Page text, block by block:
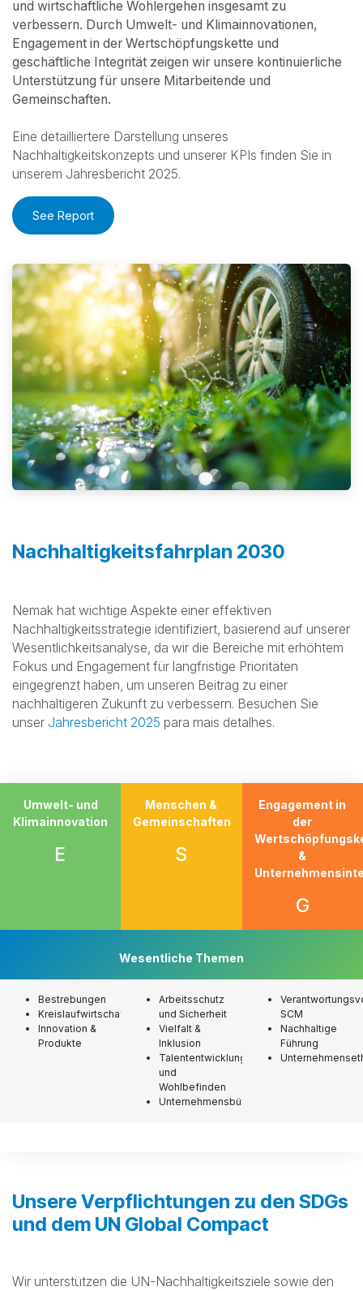
und wirtschaftliche Wohlergehen insgesamt zu
verbessern. Durch Umwelt- und Klimainnovationen,
Engagement in der Wertschöpfungskette und
geschäftliche Integrität zeigen wir unsere kontinuierliche
Unterstützung für unsere Mitarbeitende und
Gemeinschaften.
Eine detailliertere Darstellung unseres
Nachhaltigkeitskonzepts und unserer KPIs finden Sie in
unserem Jahresbericht 2025.
See Report
Nachhaltigkeitsfahrplan 2030
Nemak hat wichtige Aspekte einer effektiven
Nachhaltigkeitsstrategie identifiziert, basierend auf unserer
Wesentlichkeitsanalyse, da wir die Bereiche mit erhöhtem
Fokus und Engagement für langfristige Prioritäten
eingegrenzt haben, um unseren Beitrag zu einer
nachhaltigeren Zukunft zu verbessern. Besuchen Sie
unser Jahresbericht 2025 para mais detalhes.
Umwelt- und
Klimainnovation
E
Menschen &
Gemeinschaften
S
Engagement in
der
&
G
Wesentliche Themen
Bestrebungen
Kreislaufwirtschaft
Innovation &
Produkte
Arbeitsschutz
und Sicherheit
Vielfalt &
Inklusion
Talententwicklung
und
Wohlbefinden
Unternehmensbürgerschaft
SCM
Nachhaltige
Führung
Unsere Verpflichtungen zu den SDGs
und dem UN Global Compact
Wir unterstützen die UN-Nachhaltigkeitsziele sowie den